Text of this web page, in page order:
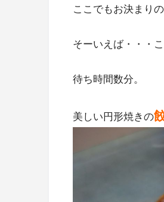
ここでもお決まり
そーいえば・・・
待ち時間数分。
美しい円形焼きの